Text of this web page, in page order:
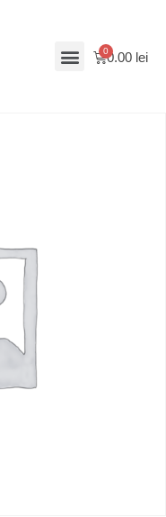
0.00 lei